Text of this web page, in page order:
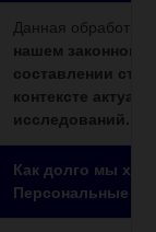
Данная обработка
нашем законном
составлении
контексте
исследований.
Как долго мы
Персональные